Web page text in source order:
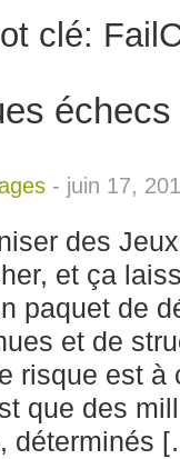
clé:
- juin 17,
des
et ça
paquet de
et de
risque est
que des
déterminés